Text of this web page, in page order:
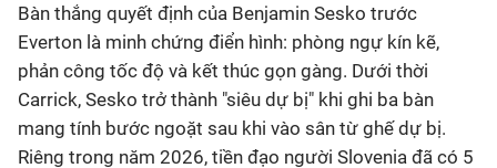
Bàn thắng quyết định của Benjamin Sesko trước
Everton là minh chứng điển hình: phòng ngự kín kẽ,
phản công tốc độ và kết thúc gọn gàng. Dưới thời
Carrick, Sesko trở thành "siêu dự bị" khi ghi ba bàn
mang tính bước ngoặt sau khi vào sân từ ghế dự bị.
Riêng trong năm 2026, tiền đạo người Slovenia đã có 5